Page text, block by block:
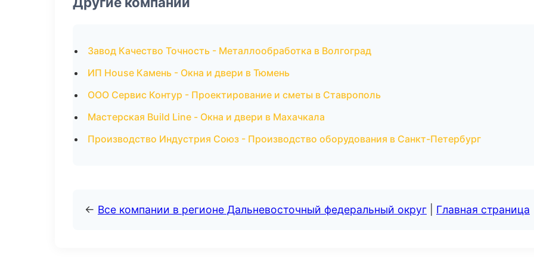
Завод Качество Точность - Металлообработка в Волгоград
ИП House Камень - Окна и двери в Тюмень
ООО Сервис Контур - Проектирование и сметы в Ставрополь
Мастерская Build Line - Окна и двери в Махачкала
Производство Индустрия Союз - Производство оборудования в Санкт-Петербург
← Все компании в регионе Дальневосточный федеральный округ Главная страница